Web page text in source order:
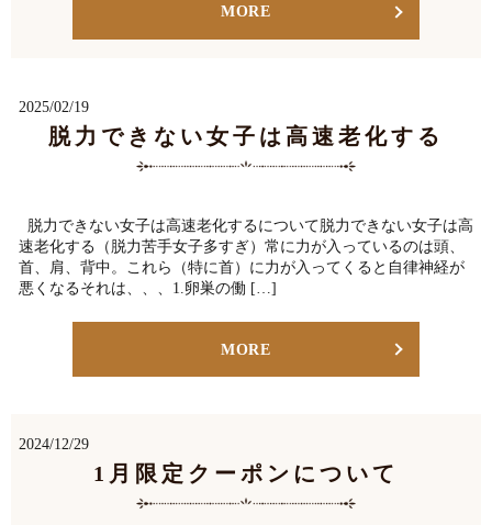
MORE
2025/02/19
脱力できない女子は高速老化する
脱力できない女子は高速老化するについて脱力できない女子は高
速老化する（脱力苦手女子多すぎ）常に力が入っているのは頭、
首、肩、背中。これら（特に首）に力が入ってくると自律神経が
悪くなるそれは、、、1.卵巣の働 […]
MORE
2024/12/29
1月限定クーポンについて